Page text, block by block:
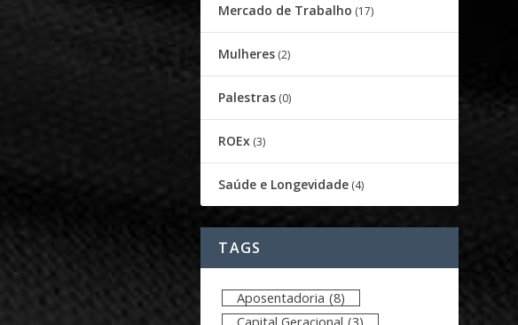
Mercado de Trabalho (17)
Mulheres (2)
Palestras (0)
ROEx (3)
Saúde e Longevidade (4)
TAGS
Aposentadoria (8)
Capital Geracional (3)